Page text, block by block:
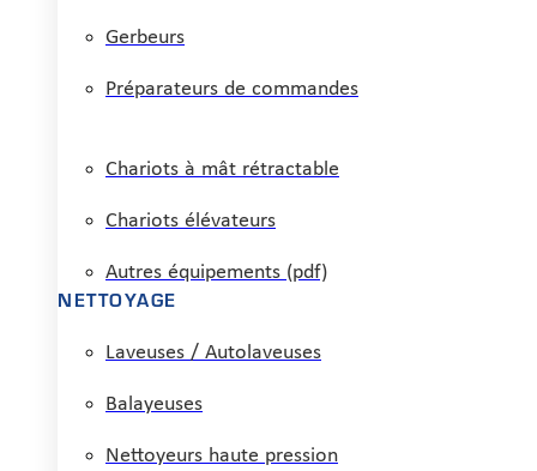
Gerbeurs
Préparateurs de commandes
Chariots à mât rétractable
Chariots élévateurs
Autres équipements (pdf)
NETTOYAGE
Laveuses / Autolaveuses
Balayeuses
Nettoyeurs haute pression